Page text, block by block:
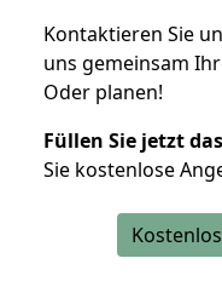
Kontaktieren Sie
uns gemeinsam
Oder planen!
Füllen Sie jetzt
Sie kostenlose